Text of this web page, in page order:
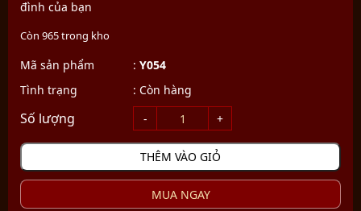
đình của bạn
Còn 965 trong kho
Mã sản phẩm : Y054
Tình trạng
: Còn hàng
THÊM VÀO GIỎ
MUA NGAY